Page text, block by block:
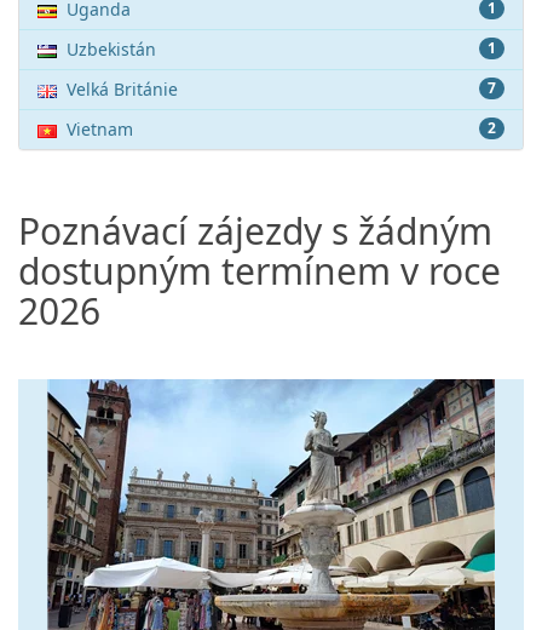
1
Uganda
1
Uzbekistán
7
Velká Británie
2
Vietnam
Poznávací zájezdy s žádným
dostupným termínem v roce
2026